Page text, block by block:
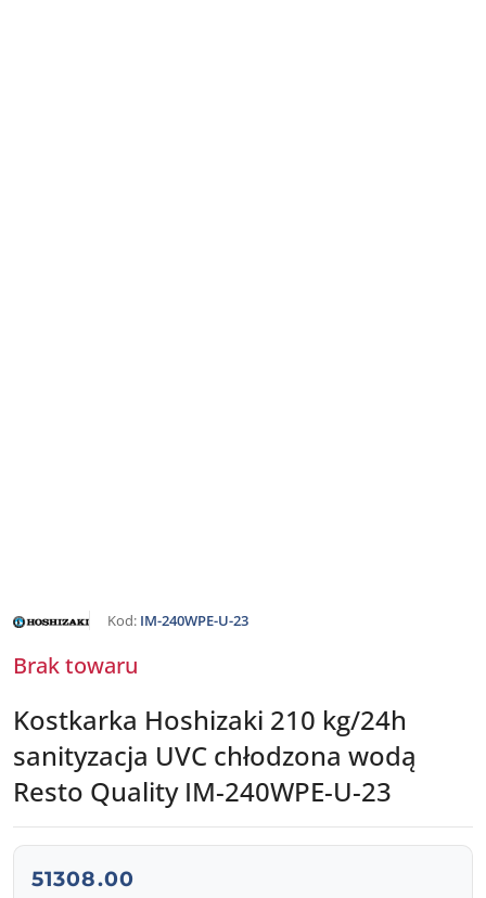
NAZWA
PRODUCENTA:Kod: IM-240WPE-U-23
Brak towaru
Kostkarka Hoshizaki 210 kg/24h
sanityzacja UVC chłodzona wodą
Resto Quality IM-240WPE-U-23
cena:
51308.00